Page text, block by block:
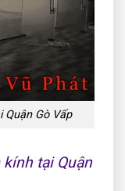
Gò Vấp
tại Quận